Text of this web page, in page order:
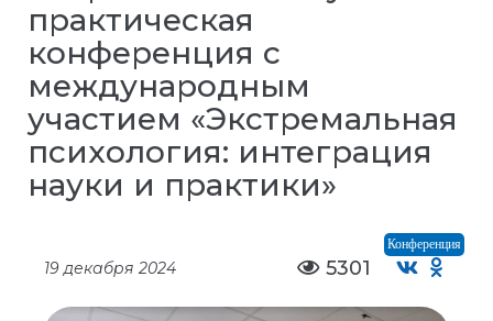
практическая
конференция с
международным
участием «Экстремальная
психология: интеграция
науки и практики»
Конференция
19 декабря 2024 5301